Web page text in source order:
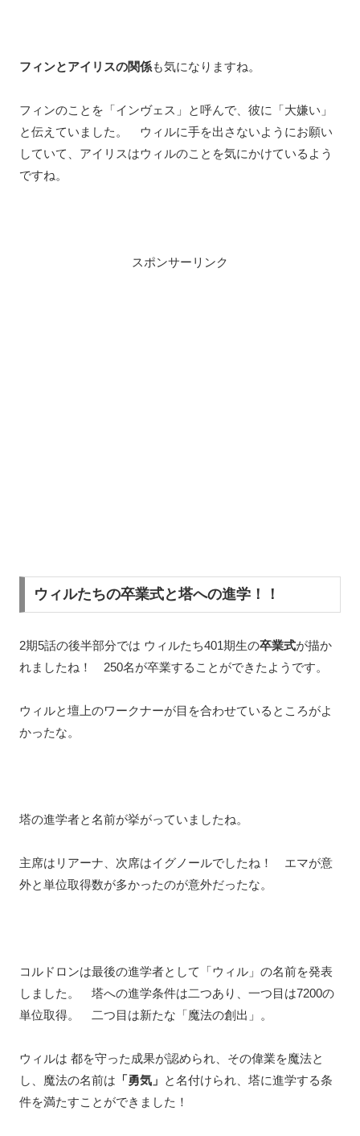
フィンとアイリスの関係も気になりますね。
フィンのことを「インヴェス」と呼んで、彼に「大嫌い」
と伝えていました。 ウィルに手を出さないようにお願い
していて、アイリスはウィルのことを気にかけているよう
ですね。
スポンサーリンク
ウィルたちの卒業式と塔への進学！！
2期5話の後半部分では ウィルたち401期生の卒業式が描か
れましたね！ 250名が卒業することができたようです。
ウィルと壇上のワークナーが目を合わせているところがよ
かったな。
塔の進学者と名前が挙がっていましたね。
主席はリアーナ、次席はイグノールでしたね！ エマが意
外と単位取得数が多かったのが意外だったな。
コルドロンは最後の進学者として「ウィル」の名前を発表
しました。 塔への進学条件は二つあり、一つ目は7200の
単位取得。 二つ目は新たな「魔法の創出」。
ウィルは 都を守った成果が認められ、その偉業を魔法と
し、魔法の名前は 「勇気」 と名付けられ、塔に進学する条
件を満たすことができました！